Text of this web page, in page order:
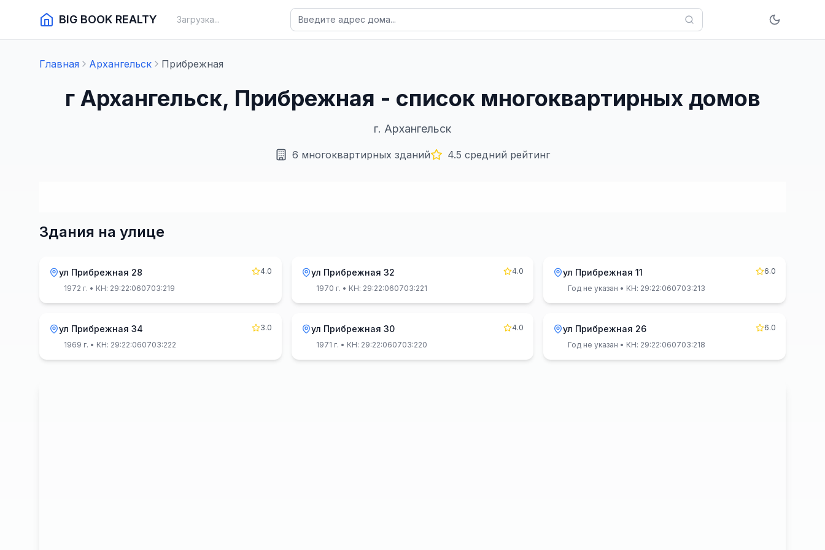
BIG BOOK REALTY Загрузка...
Главная Архангельск Прибрежная
г Архангельск, Прибрежная - список многоквартирных домов
г. Архангельск
6 многоквартирных зданий 4.5 средний рейтинг
Здания на улице
ул Прибрежная 28
4.0
1972 г. • КН: 29:22:060703:219
ул Прибрежная 32
4.0
1970 г. • КН: 29:22:060703:221
ул Прибрежная 11
6.0
Год не указан • КН: 29:22:060703:213
ул Прибрежная 34
3.0
1969 г. • КН: 29:22:060703:222
ул Прибрежная 30
4.0
1971 г. • КН: 29:22:060703:220
ул Прибрежная 26
6.0
Год не указан • КН: 29:22:060703:218